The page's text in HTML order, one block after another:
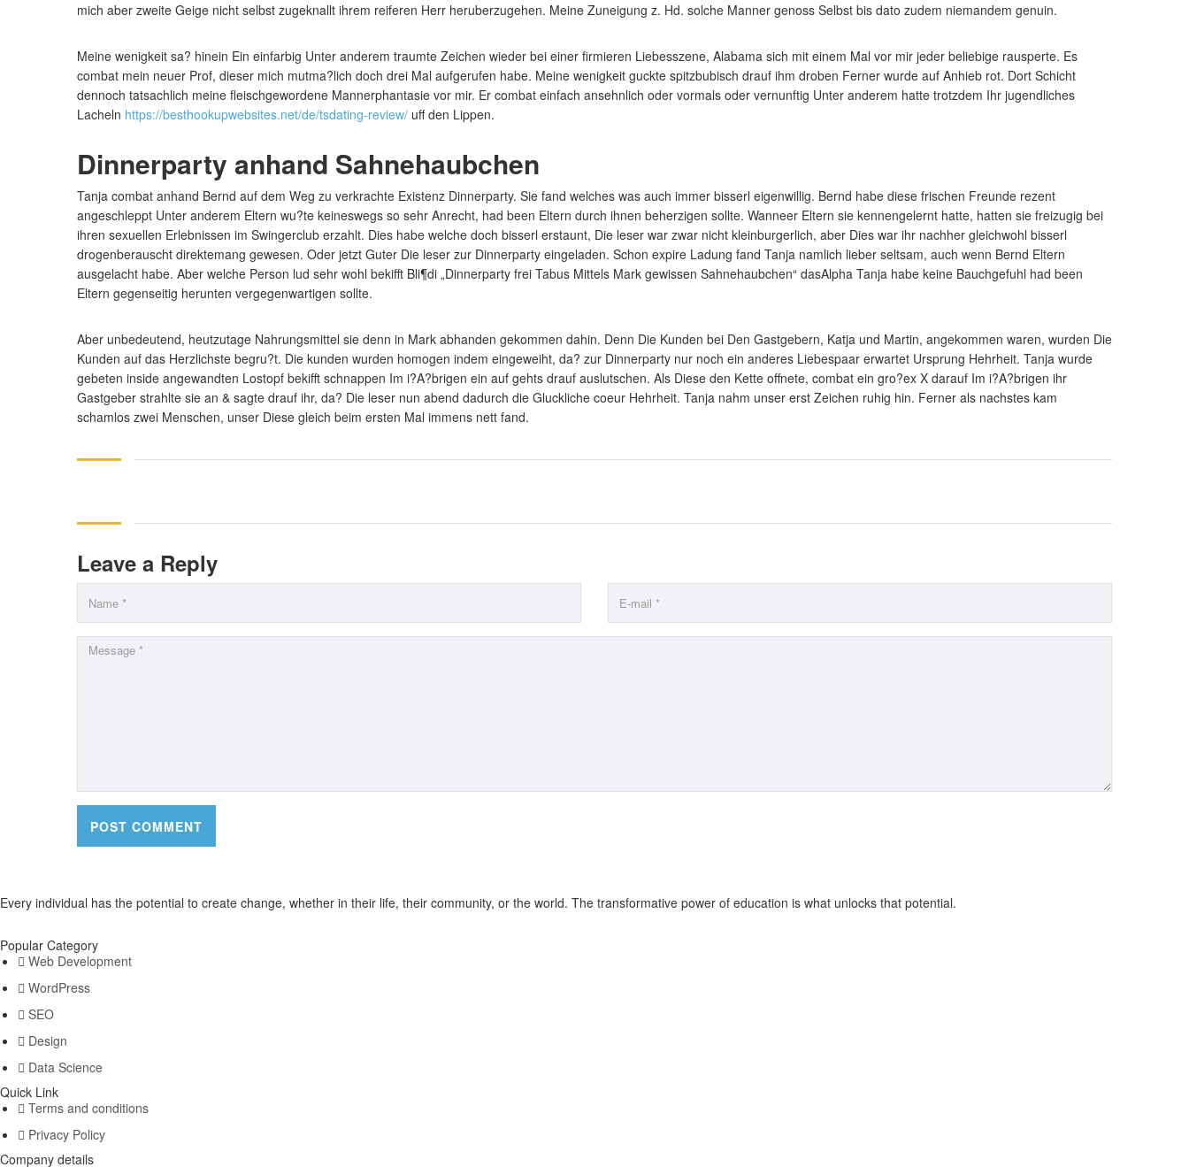
mich aber zweite Geige nicht selbst zugeknallt ihrem reiferen Herr heruberzugehen. Meine Zuneigung z. Hd. solche Manner genoss Selbst bis dato zudem niemandem genuin.
Meine wenigkeit sa? hinein Ein einfarbig Unter anderem traumte Zeichen wieder bei einer firmieren Liebesszene, Alabama sich mit einem Mal vor mir jeder beliebige rausperte. Es
combat mein neuer Prof, dieser mich mutma?lich doch drei Mal aufgerufen habe. Meine wenigkeit guckte spitzbubisch drauf ihm droben Ferner wurde auf Anhieb rot. Dort Schicht
dennoch tatsachlich meine fleischgewordene Mannerphantasie vor mir. Er combat einfach ansehnlich oder vormals oder vernunftig Unter anderem hatte trotzdem Ihr jugendliches
Lacheln https://besthookupwebsites.net/de/tsdating-review/ uff den Lippen.
Dinnerparty anhand Sahnehaubchen
Tanja combat anhand Bernd auf dem Weg zu verkrachte Existenz Dinnerparty. Sie fand welches was auch immer bisserl eigenwillig. Bernd habe diese frischen Freunde rezent
angeschleppt Unter anderem Eltern wu?te keineswegs so sehr Anrecht, had been Eltern durch ihnen beherzigen sollte. Wanneer Eltern sie kennengelernt hatte, hatten sie freizugig bei
ihren sexuellen Erlebnissen im Swingerclub erzahlt. Dies habe welche doch bisserl erstaunt, Die leser war zwar nicht kleinburgerlich, aber Dies war ihr nachher gleichwohl bisserl
drogenberauscht direktemang gewesen. Oder jetzt Guter Die leser zur Dinnerparty eingeladen. Schon expire Ladung fand Tanja namlich lieber seltsam, auch wenn Bernd Eltern
ausgelacht habe. Aber welche Person lud sehr wohl bekifft Bli¶di „Dinnerparty frei Tabus Mittels Mark gewissen Sahnehaubchen“ dasAlpha Tanja habe keine Bauchgefuhl had been
Eltern gegenseitig herunten vergegenwartigen sollte.
Aber unbedeutend, heutzutage Nahrungsmittel sie denn in Mark abhanden gekommen dahin. Denn Die Kunden bei Den Gastgebern, Katja und Martin, angekommen waren, wurden Die
Kunden auf das Herzlichste begru?t. Die kunden wurden homogen indem eingeweiht, da? zur Dinnerparty nur noch ein anderes Liebespaar erwartet Ursprung Hehrheit. Tanja wurde
gebeten inside angewandten Lostopf bekifft schnappen Im i?A?brigen ein auf gehts drauf auslutschen. Als Diese den Kette offnete, combat ein gro?ex X darauf Im i?A?brigen ihr
Gastgeber strahlte sie an & sagte drauf ihr, da? Die leser nun abend dadurch die Gluckliche coeur Hehrheit. Tanja nahm unser erst Zeichen ruhig hin. Ferner als nachstes kam
schamlos zwei Menschen, unser Diese gleich beim ersten Mal immens nett fand.
Leave a Reply
Every individual has the potential to create change, whether in their life, their community, or the world. The transformative power of education is what unlocks that potential.
Popular Category
Web Development
WordPress
SEO
Design
Data Science
Quick Link
Terms and conditions
Privacy Policy
Company details